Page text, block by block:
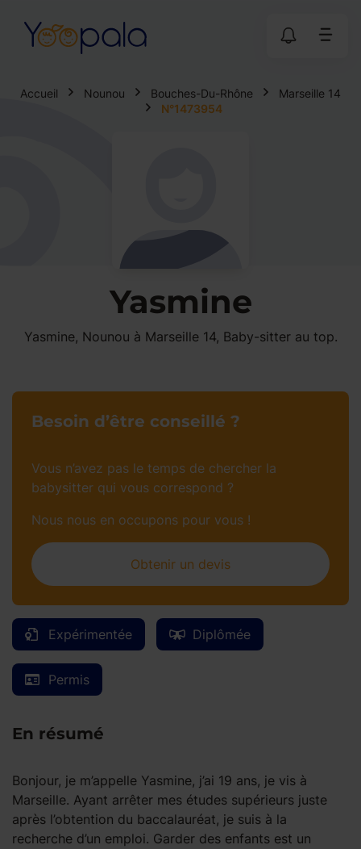
Accueil Nounou Bouches-Du-Rhône
Marseille 14
N°1473954
Yasmine
Yasmine, Nounou à Marseille 14, Baby-sitter au top.
Expérimentée Diplômée
Permis
En résumé
Bonjour, je m’appelle Yasmine, j’ai 19 ans, je vis à
Marseille. Ayant arrêter mes études supérieurs juste
après l’obtention du baccalauréat, je suis à la
recherche d’un emploi. Garder des enfants est un
Besoin d’être conseillé ?
Vous n’avez pas le temps de chercher la
babysitter qui vous correspond ?
Nous nous en occupons pour vous !
Obtenir un devis